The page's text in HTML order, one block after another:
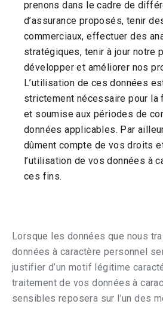
prenons dans le cadre de
d’assurance proposés, tenir
commerciaux, effectuer des
stratégiques, tenir à jour notre
développer et améliorer nos
L’utilisation de ces données
strictement nécessaire pour la
et soumise aux périodes de
données applicables. Par
dûment compte de vos droits
l’utilisation de vos données à
ces fins.
Lorsque les données que nous
données à caractère personnel
justifier d’un motif légitime
traitement de vos données à
sensibles reposera sur l’un des